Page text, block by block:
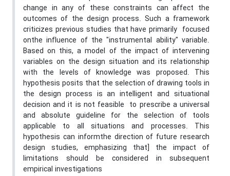
change in any of these constraints can affect the
outcomes of the design process. Such a framework
criticizes previous studies that have primarily focused
onthe influence of the "instrumental ability" variable.
Based on this, a model of the impact of intervening
variables on the design situation and its relationship
with the levels of knowledge was proposed. This
hypothesis posits that the selection of drawing tools in
the design process is an intelligent and situational
decision and it is not feasible to prescribe a universal
and absolute guideline for the selection of tools
applicable to all situations and processes. This
hypothesis can informthe direction of future research
design studies, emphasizing that] the impact of
limitations should be considered in subsequent
empirical investigations